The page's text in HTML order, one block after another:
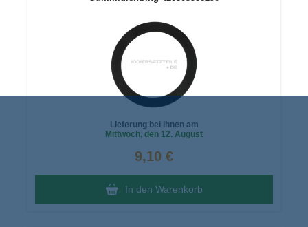
Lieferung bei Ihnen am
Mittwoch, den 12. August
9,10 €
In den Warenkorb